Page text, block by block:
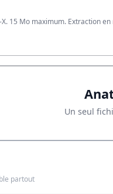
X. 15 Mo maximum. Extraction